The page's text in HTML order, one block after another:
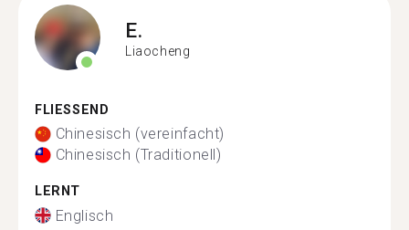
E.
Liaocheng
FLIESSEND
Chinesisch (vereinfacht)
Chinesisch (Traditionell)
LERNT
Englisch